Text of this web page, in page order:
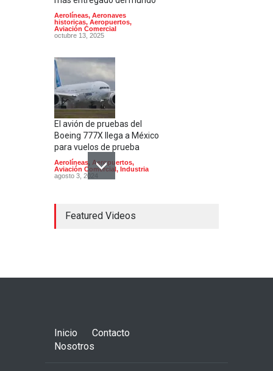
Aerolíneas, Aeronaves
historicas, Aeropuertos,
Aviación Comercial
octubre 13, 2025
El avión de pruebas del
Boeing 777X llega a México
para vuelos de prueba
Aerolíneas, Aeropuertos,
Aviación Comercial , Industria
agosto 3, 2024
Guadalajara inaugura una
Featured Videos
Inicio
Contacto
Nosotros